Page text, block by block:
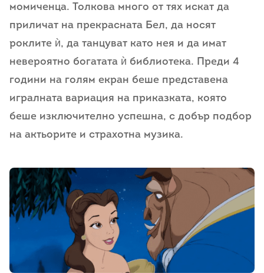
момиченца. Толкова много от тях искат да
приличат на прекрасната Бел, да носят
роклите ѝ, да танцуват като нея и да имат
невероятно богатата ѝ библиотека. Преди 4
години на голям екран беше представена
игралната вариация на приказката, която
беше изключително успешна, с добър подбор
на актьорите и страхотна музика.